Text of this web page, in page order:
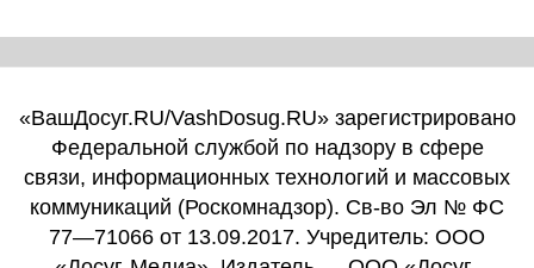
«ВашДосуг.RU/VashDosug.RU» зарегистрировано
Федеральной службой по надзору в сфере
связи, информационных технологий и массовых
коммуникаций (Роскомнадзор). Св-во Эл № ФС
77—71066 от 13.09.2017. Учредитель: ООО